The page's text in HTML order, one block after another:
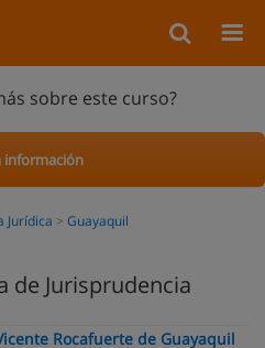
sobre este curso?
información
Jurídica Guayaquil
de Jurisprudencia
Rocafuerte de Guayaquil